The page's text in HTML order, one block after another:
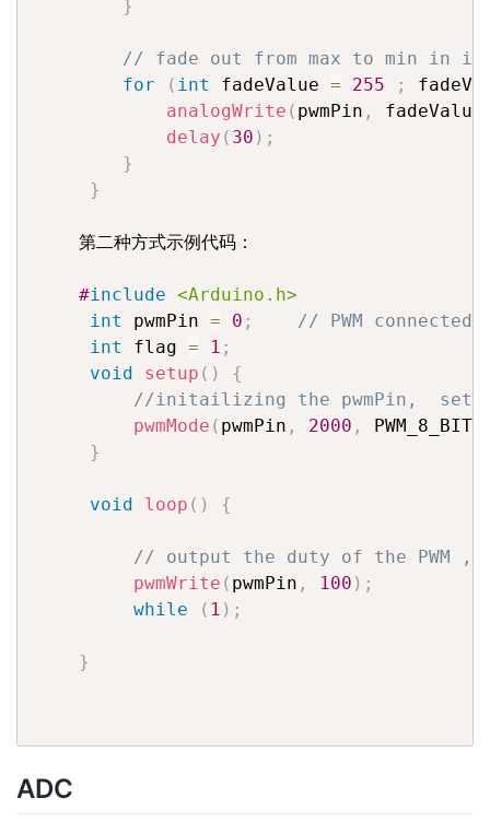
}
// fade out from max to min in
for
( int fadeValue = 255 ;
analogWrite ( pwmPin , fadeValue
delay ( 30 ) ;
}
}
    第二种方式示例代码：
#include <Arduino.h>
int
pwmPin = 0 ;
// PWM
int
flag = 1 ;
void
setup ( )
{
//initailizing the pwmPin,
pwmMode ( pwmPin , 2000 , PWM_8_BIT
}
void loop ( ) {
// output the duty of the PWM ,
pwmWrite ( pwmPin , 100 ) ;
while
( 1 ) ;
}
ADC